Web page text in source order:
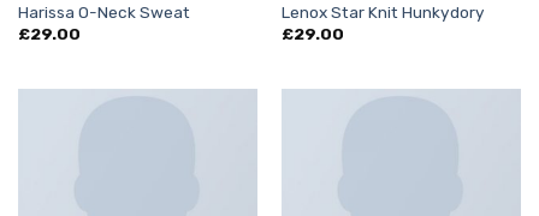
Harissa O-Neck Sweat
£29.00
Lenox Star Knit Hunkydory
£29.00